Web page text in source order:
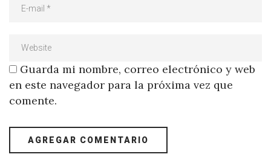
Guarda mi nombre, correo electrónico y web
en este navegador para la próxima vez que
comente.